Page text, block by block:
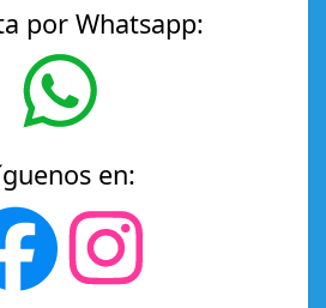
por Whatsapp:
en: